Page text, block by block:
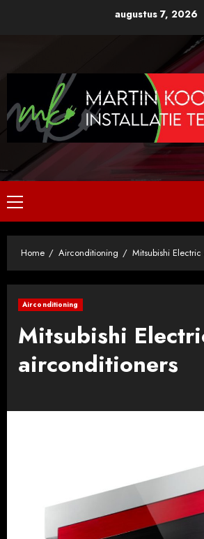
augustus 7, 2026
Primair
menu
Home Airconditioning Mitsubishi
Airconditioning
Mitsubishi
airconditioners